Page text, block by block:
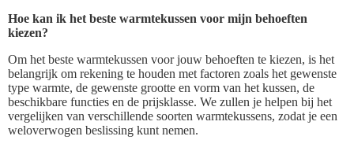
Hoe kan ik het beste warmtekussen voor mijn behoeften
kiezen?
Om het beste warmtekussen voor jouw behoeften te kiezen, is het
belangrijk om rekening te houden met factoren zoals het gewenste
type warmte, de gewenste grootte en vorm van het kussen, de
beschikbare functies en de prijsklasse. We zullen je helpen bij het
vergelijken van verschillende soorten warmtekussens, zodat je een
weloverwogen beslissing kunt nemen.